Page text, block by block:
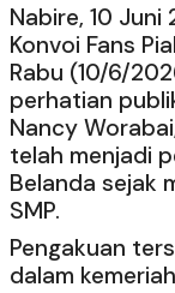
Nabire, 10
Konvoi Fans
Rabu (10/6/
perhatian
Nancy
telah menjadi
Belanda sejak
SMP.
Pengakuan
dalam